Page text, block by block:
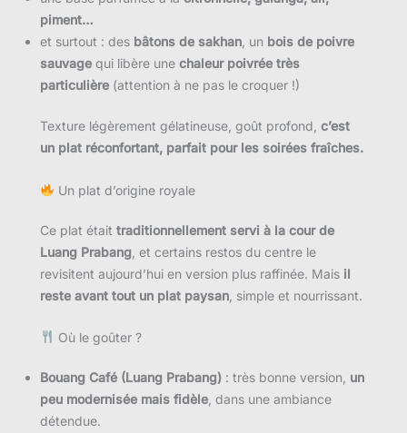
piment…
et surtout : des bâtons de sakhan , un bois de poivre
sauvage qui libère une chaleur poivrée très
particulière (attention à ne pas le croquer !)
Texture légèrement gélatineuse, goût profond, c’est
un plat réconfortant, parfait pour les soirées fraîches.
Un plat d’origine royale
Ce plat était traditionnellement servi à la cour de
Luang Prabang , et certains restos du centre le
revisitent aujourd’hui en version plus raffinée. Mais il
reste avant tout un plat paysan , simple et nourrissant.
Où le goûter ?
Bouang Café (Luang Prabang) : très bonne version, un
peu modernisée mais fidèle , dans une ambiance
détendue.